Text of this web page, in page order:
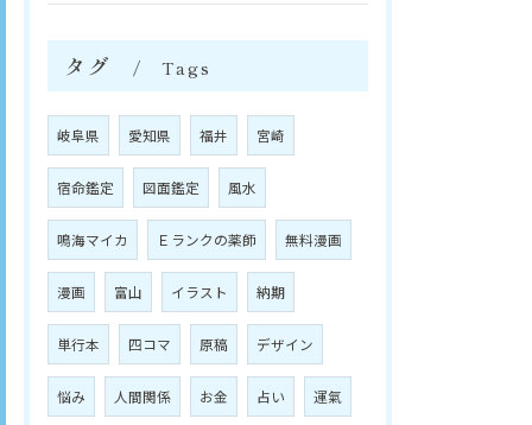
タグ Tags
岐阜県 愛知県 福井 宮崎
宿命鑑定 図面鑑定 風水
鳴海マイカ Ｅランクの薬師 無料漫画
漫画 富山 イラスト 納期
単行本 四コマ 原稿 デザイン
悩み 人間関係 お金 占い 運氣